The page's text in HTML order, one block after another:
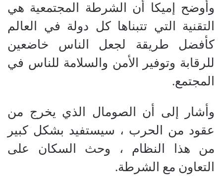
وأوضح إميكا أن الشرطة المجتمعية هي
التقنية التي تتبناها كل دولة في العالم
كأفضل طريقة لجعل الناس خاضعين
للرقابة وتوفير الأمن والسلامة للناس في
المجتمع.
وأشار إلى أن الصومال الذي يخرج من
عقود من الحرب ، سيستفيد بشكل كبير
من هذا النظام ، وحث السكان على
التعاون مع الشرطة.